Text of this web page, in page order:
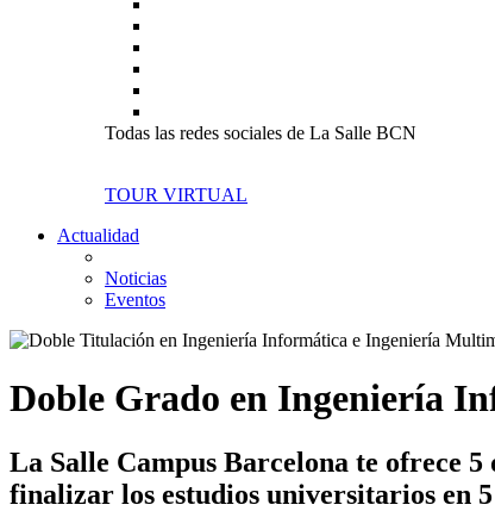
Todas las redes sociales de La Salle BCN
TOUR VIRTUAL
Actualidad
Noticias
Eventos
Doble Grado en Ingeniería
La Salle Campus Barcelona te ofrece
finalizar los estudios universitarios en